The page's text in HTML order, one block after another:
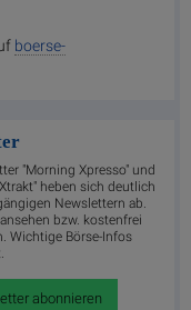
boerse-
"Morning Xpresso" und
heben sich deutlich
Newslettern ab.
bzw. kostenfrei
Wichtige Börse-Infos
abonnieren